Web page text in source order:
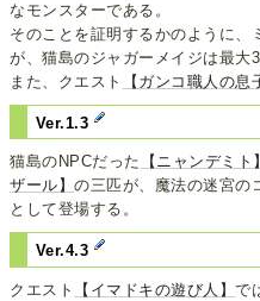
なモンスターである。
そのことを証明するかのように
が、猫島のジャガーメイジは最大
また、クエスト
【ガンコ職人の息
Ver.1.3
猫島のNPCだった 【ニャンデミト】
ザール】の三匹が、魔法の迷宮の
として登場する。
Ver.4.3
クエスト 【イマドキの遊び人】で